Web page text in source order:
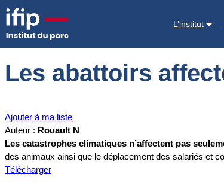
L’institut
Accueil Documentations
Les abattoirs
Ajouter à ma liste
Auteur : Rouault N
Les catastrophes climatiques n’affectent pas
des animaux ainsi que le déplacement des salariés et
Télécharger